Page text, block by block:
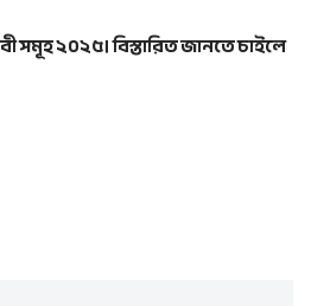
সমূহ ২০২৫। বিস্তারিত জানতে চাইলে